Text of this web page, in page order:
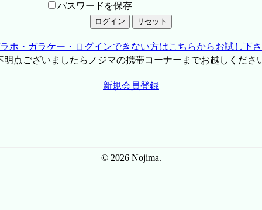
パスワードを保存
ホ・ガラケー・ログインできない方はこちらからお試し下
点ございましたらノジマの携帯コーナーまでお越しくださ
新規会員登録
© 2026 Nojima.